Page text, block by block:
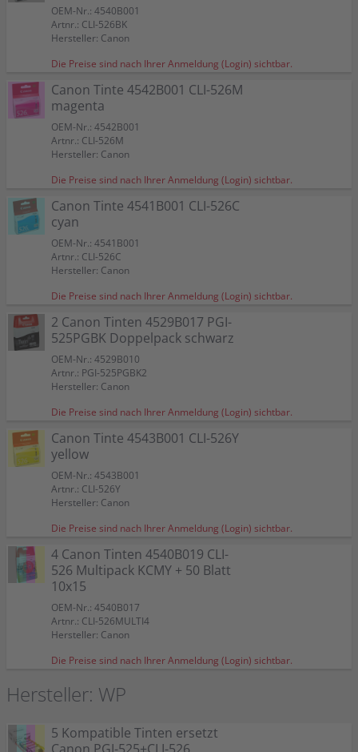
OEM-Nr.: 4540B001
Artnr.: CLI-526BK
Hersteller: Canon
Die Preise sind nach Ihrer Anmeldung (Login) sichtbar.
Canon Tinte 4542B001 CLI-526M
magenta
OEM-Nr.: 4542B001
Artnr.: CLI-526M
Hersteller: Canon
Die Preise sind nach Ihrer Anmeldung (Login) sichtbar.
Canon Tinte 4541B001 CLI-526C
cyan
OEM-Nr.: 4541B001
Artnr.: CLI-526C
Hersteller: Canon
Die Preise sind nach Ihrer Anmeldung (Login) sichtbar.
2 Canon Tinten 4529B017 PGI-
525PGBK Doppelpack schwarz
OEM-Nr.: 4529B010
Artnr.: PGI-525PGBK2
Hersteller: Canon
Die Preise sind nach Ihrer Anmeldung (Login) sichtbar.
Canon Tinte 4543B001 CLI-526Y
yellow
OEM-Nr.: 4543B001
Artnr.: CLI-526Y
Hersteller: Canon
Die Preise sind nach Ihrer Anmeldung (Login) sichtbar.
4 Canon Tinten 4540B019 CLI-
526 Multipack KCMY + 50 Blatt
10x15
OEM-Nr.: 4540B017
Artnr.: CLI-526MULTI4
Hersteller: Canon
Die Preise sind nach Ihrer Anmeldung (Login) sichtbar.
Hersteller: WP
5 Kompatible Tinten ersetzt